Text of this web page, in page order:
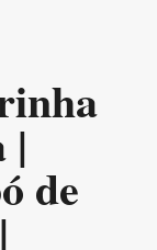
|
de